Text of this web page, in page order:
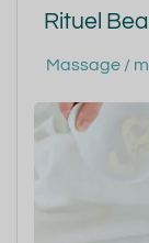
Rituel
Massage /